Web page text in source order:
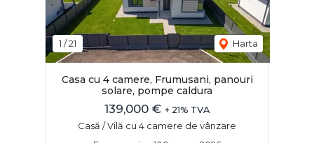
1 /21 Harta
Casa cu 4 camere, Frumusani, panouri
solare, pompe caldura
139,000 € + 21% TVA
Casă / Vilă cu 4 camere de vânzare